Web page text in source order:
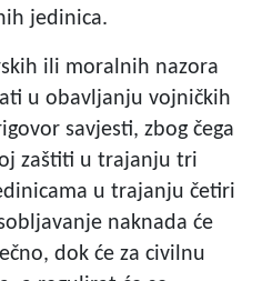
jedinica.
ili moralnih nazora
u obavljanju vojničkih
savjesti, zbog čega
zaštiti u trajanju tri
u trajanju četiri
naknada će
dok će za civilnu